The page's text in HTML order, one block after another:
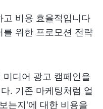
비용 효율적입니다
를 위한 프로모션 전략
디어 광고 캠페인을
. 기존 마케팅처럼 얼
는지'에 대한 비용을